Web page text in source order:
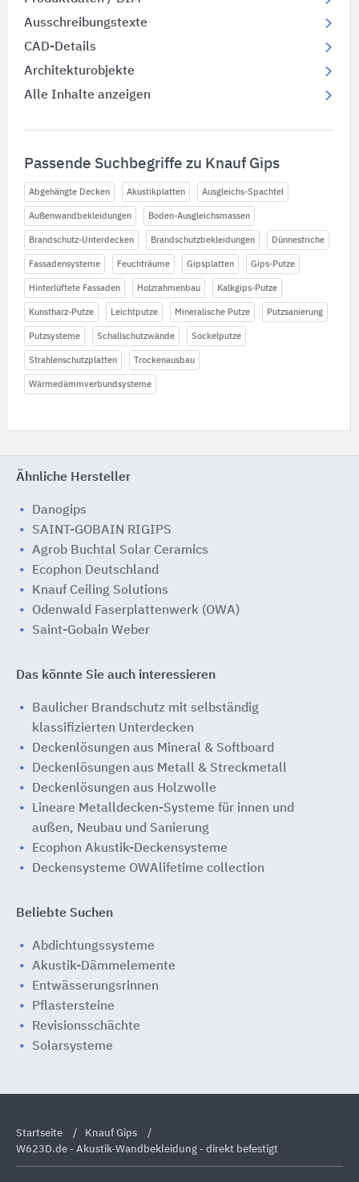
Ausschreibungstexte
CAD-Details
Architekturobjekte
Alle Inhalte anzeigen
Passende Suchbegriffe zu Knauf Gips
Abgehängte Decken Akustikplatten Ausgleichs-Spachtel
Außenwandbekleidungen Boden-Ausgleichsmassen
Brandschutz-Unterdecken Brandschutzbekleidungen Dünnestriche
Fassadensysteme Feuchträume Gipsplatten Gips-Putze
Hinterlüftete Fassaden Holzrahmenbau Kalkgips-Putze
Kunstharz-Putze Leichtputze Mineralische Putze Putzsanierung
Putzsysteme Schallschutzwände Sockelputze
Strahlenschutzplatten Trockenausbau
Wärmedämmverbundsysteme
Ähnliche Hersteller
Danogips
SAINT-GOBAIN RIGIPS
Agrob Buchtal Solar Ceramics
Ecophon Deutschland
Knauf Ceiling Solutions
Odenwald Faserplattenwerk (OWA)
Saint-Gobain Weber
Das könnte Sie auch interessieren
Baulicher Brandschutz mit selbständig
klassifizierten Unterdecken
Deckenlösungen aus Mineral & Softboard
Deckenlösungen aus Metall & Streckmetall
Deckenlösungen aus Holzwolle
Lineare Metalldecken-Systeme für innen und
außen, Neubau und Sanierung
Ecophon Akustik-Deckensysteme
Deckensysteme OWAlifetime collection
Beliebte Suchen
Abdichtungssysteme
Akustik-Dämmelemente
Entwässerungsrinnen
Pflastersteine
Revisionsschächte
Solarsysteme
Startseite
Knauf Gips
W623D.de - Akustik-Wandbekleidung - direkt befestigt